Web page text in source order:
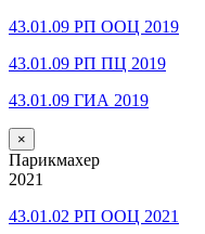
43.01.09 РП ООЦ 2019
43.01.09 РП ПЦ 2019
43.01.09 ГИА 2019
×
Парикмахер
2021
43.01.02 РП ООЦ 2021